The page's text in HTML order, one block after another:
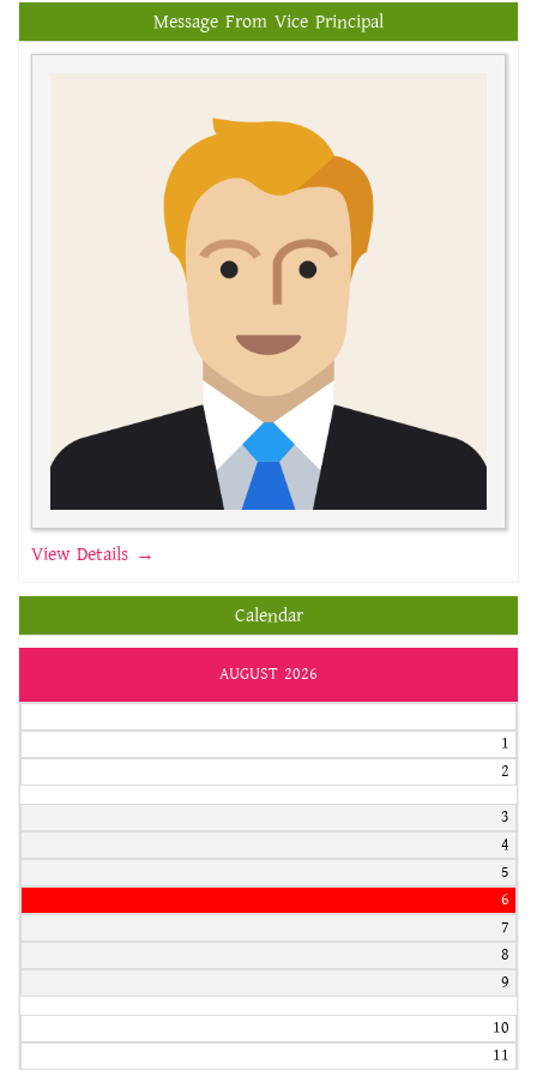
Message From Vice Principal
View Details →
Calendar
AUGUST 2026
1
2
3
4
5
6
7
8
9
10
11